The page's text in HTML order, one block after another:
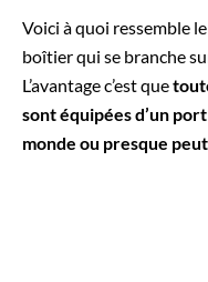
Voici à quoi ressemble
boîtier qui se branche
L’avantage c’est que
sont équipées d’un
monde ou presque